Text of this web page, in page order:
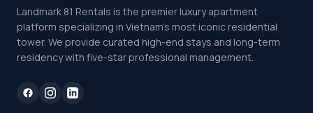
Landmark 81 Rentals is the premier luxury apartment
platform specializing in Vietnam's most iconic residential
tower. We provide curated high-end stays and long-term
residency with five-star professional management.